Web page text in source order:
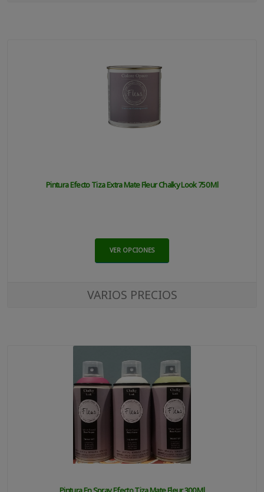
Pintura Efecto Tiza Extra Mate Fleur Chalky Look 750 Ml
VER OPCIONES
VARIOS PRECIOS